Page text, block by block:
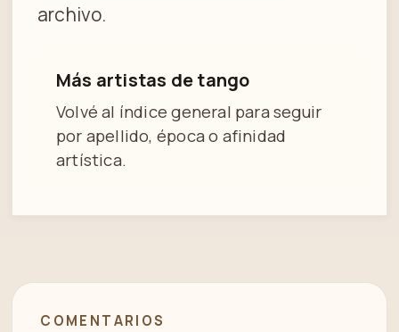
archivo.
Más artistas de tango
Volvé al índice general para seguir
por apellido, época o afinidad
artística.
COMENTARIOS